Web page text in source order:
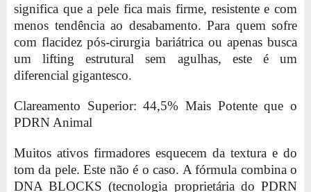
significa que a pele fica mais firme, resistente e com
menos tendência ao desabamento. Para quem sofre
com flacidez pós-cirurgia bariátrica ou apenas busca
um lifting estrutural sem agulhas, este é um
diferencial gigantesco.
Clareamento Superior: 44,5% Mais Potente que o
PDRN Animal
Muitos ativos firmadores esquecem da textura e do
tom da pele. Este não é o caso. A fórmula combina o
DNA BLOCKS (tecnologia proprietária do PDRN